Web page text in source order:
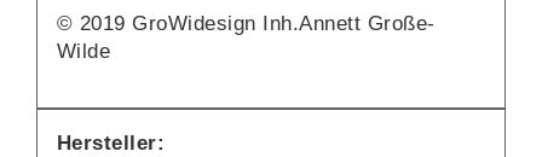
© 2019 GroWidesign Inh.Annett Große-
Wilde
Hersteller: